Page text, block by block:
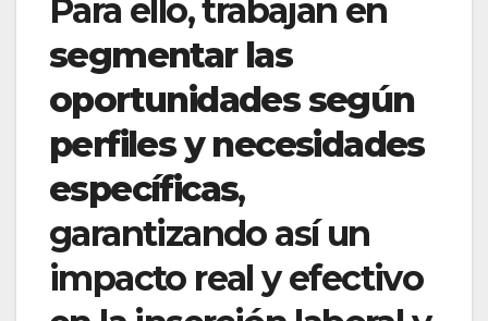
Para ello, trabajan en
segmentar las
oportunidades según
perfiles y necesidades
específicas,
garantizando así un
impacto real y efectivo